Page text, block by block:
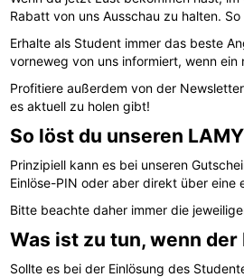
Rabatt von uns Ausschau zu halten.
Erhalte als Student immer das beste
vorneweg von uns informiert, wenn
Profitiere außerdem von der
es aktuell zu holen gibt!
So löst du unseren
Prinzipiell kann es bei unseren
Einlöse-PIN oder aber direkt über eine
Bitte beachte daher immer die
Was ist zu tun, wenn
Sollte es bei der Einlösung des